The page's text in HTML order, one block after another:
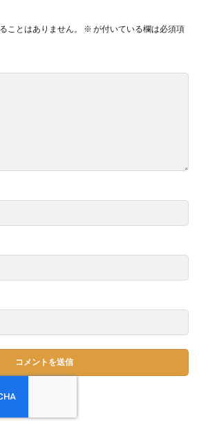
ことはありません。 ※ が付いている欄は必須項